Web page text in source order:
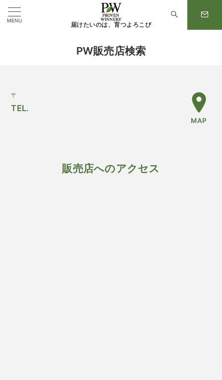
MENU
届けたいのは、育つよろこび
PW販売店検索
〒
TEL.
MAP
販売店へのアクセス